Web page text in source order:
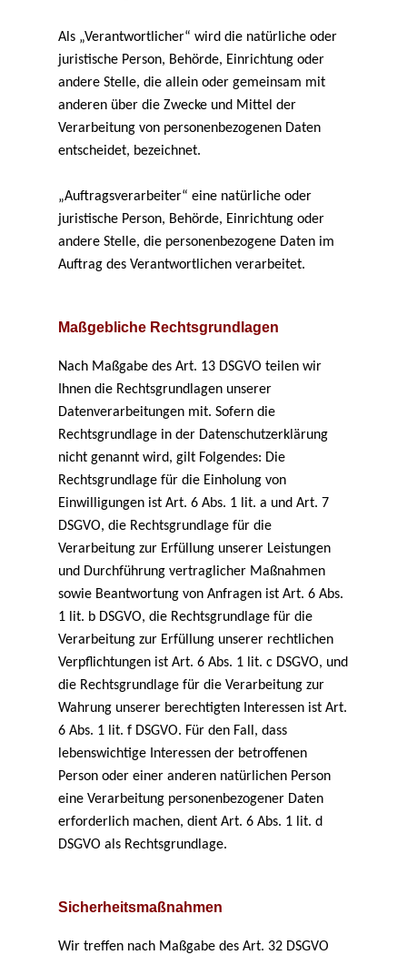
Als „Verantwortlicher“ wird die natürliche oder
juristische Person, Behörde, Einrichtung oder
andere Stelle, die allein oder gemeinsam mit
anderen über die Zwecke und Mittel der
Verarbeitung von personenbezogenen Daten
entscheidet, bezeichnet.
„Auftragsverarbeiter“ eine natürliche oder
juristische Person, Behörde, Einrichtung oder
andere Stelle, die personenbezogene Daten im
Auftrag des Verantwortlichen verarbeitet.
Maßgebliche Rechtsgrundlagen
Nach Maßgabe des Art. 13 DSGVO teilen wir
Ihnen die Rechtsgrundlagen unserer
Datenverarbeitungen mit. Sofern die
Rechtsgrundlage in der Datenschutzerklärung
nicht genannt wird, gilt Folgendes: Die
Rechtsgrundlage für die Einholung von
Einwilligungen ist Art. 6 Abs. 1 lit. a und Art. 7
DSGVO, die Rechtsgrundlage für die
Verarbeitung zur Erfüllung unserer Leistungen
und Durchführung vertraglicher Maßnahmen
sowie Beantwortung von Anfragen ist Art. 6 Abs.
1 lit. b DSGVO, die Rechtsgrundlage für die
Verarbeitung zur Erfüllung unserer rechtlichen
Verpflichtungen ist Art. 6 Abs. 1 lit. c DSGVO, und
die Rechtsgrundlage für die Verarbeitung zur
Wahrung unserer berechtigten Interessen ist Art.
6 Abs. 1 lit. f DSGVO. Für den Fall, dass
lebenswichtige Interessen der betroffenen
Person oder einer anderen natürlichen Person
eine Verarbeitung personenbezogener Daten
erforderlich machen, dient Art. 6 Abs. 1 lit. d
DSGVO als Rechtsgrundlage.
Sicherheitsmaßnahmen
Wir treffen nach Maßgabe des Art. 32 DSGVO